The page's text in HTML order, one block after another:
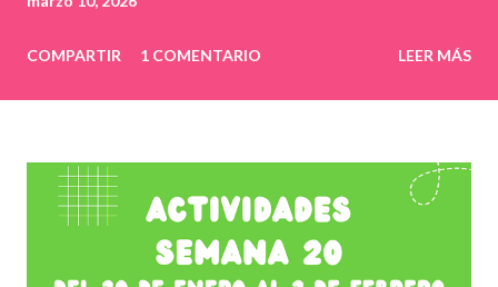
COMPARTIR 1 COMENTARIO LEER MÁS